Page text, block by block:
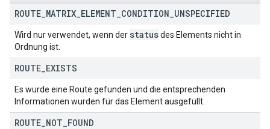
ROUTE MATRIX ELEMENT CONDITION UNSPECIFIED
Wird nur verwendet, wenn der statusdes Elements nicht in
Ordnung ist.
ROUTE EXISTS
Es wurde eine Route gefunden und die entsprechenden
Informationen wurden für das Element ausgefüllt.
ROUTE NOT FOUND